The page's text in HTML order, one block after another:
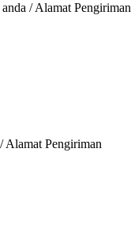
/ Alamat Pengiriman
Alamat Pengiriman